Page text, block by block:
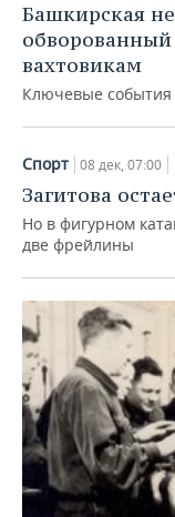
Башкирская
вахтовикам
Ключевые события
Спорт 08 дек, 07:00
Загитова
Но в фигурном
две фрейлины